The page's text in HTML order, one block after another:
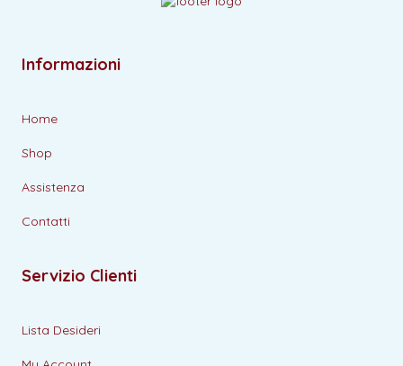
Informazioni
Home
Shop
Assistenza
Contatti
Servizio Clienti
Lista Desideri